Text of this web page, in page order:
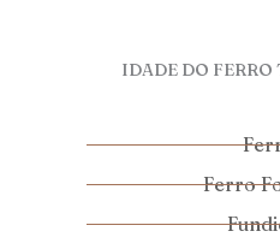
IDADE DO
Ferro